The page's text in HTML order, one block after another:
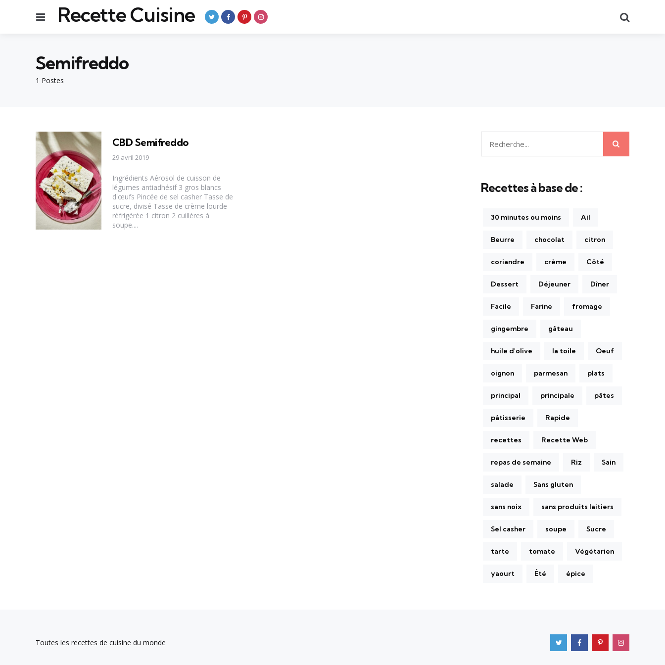
Menu
Recette Cuisine
1 Postes
Semifreddo
CBD Semifreddo
29 avril 2019
Ingrédients Aérosol de cuisson de
légumes antiadhésif 3 gros blancs
d'œufs Pincée de sel casher Tasse de
sucre, divisé Tasse de crème lourde
réfrigérée 1 citron 2 cuillères à
soupe....
Recherche
pour:
Recettes à base de :
30 minutes ou moins Ail
Beurre chocolat citron
coriandre crème Côté
Dessert Déjeuner Dîner
Facile Farine fromage
gingembre gâteau
huile d'olive la toile Oeuf
oignon parmesan plats
principal principale pâtes
pâtisserie Rapide
recettes Recette Web
repas de semaine Riz Sain
salade Sans gluten
sans noix sans produits laitiers
Sel casher soupe Sucre
tarte tomate Végétarien
yaourt Été épice
Toutes les recettes de cuisine du monde